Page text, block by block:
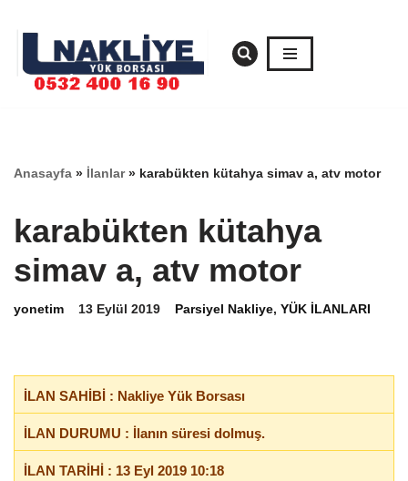
geç
Anasayfa » İlanlar» karabükten kütahya simav a, atv motor
karabükten kütahya
simav a, atv motor
yonetim 13 Eylül 2019 Parsiyel Nakliye, YÜK İLANLARI
İLAN SAHİBİ : Nakliye Yük Borsası
İLAN DURUMU : İlanın süresi dolmuş.
İLAN TARİHİ : 13 Eyl 2019 10:18